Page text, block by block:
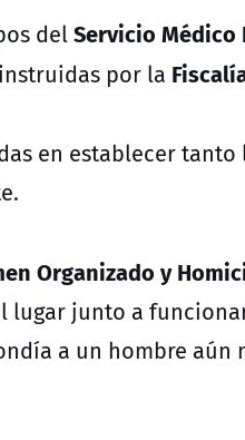
delServicio Médico
por la
en establecer
Organizado y
junto a
a un hombre aún